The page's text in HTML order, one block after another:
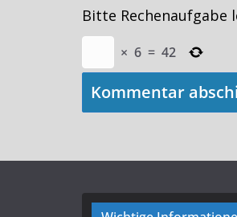
Bitte Rechenaufgabe
× 6 = 42